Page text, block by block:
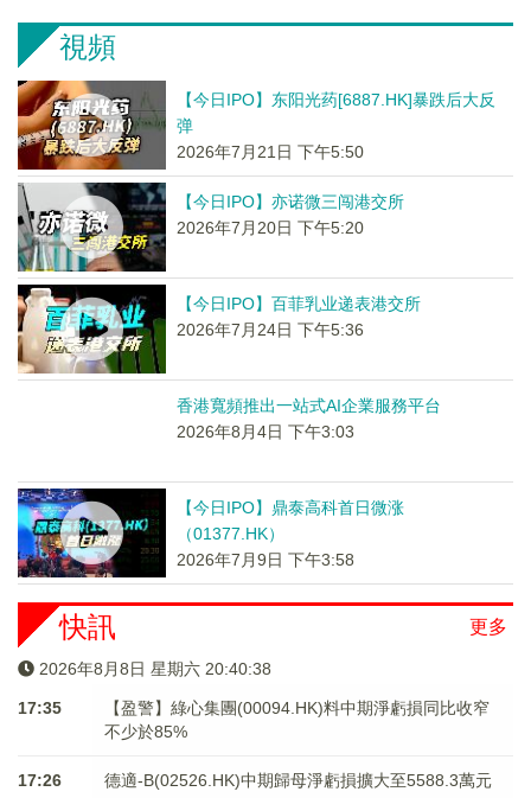
視頻
【今日IPO】东阳光药[6887.HK]暴跌后大反
弹
2026年7月21日 下午5:50
【今日IPO】亦诺微三闯港交所
2026年7月20日 下午5:20
【今日IPO】百菲乳业递表港交所
2026年7月24日 下午5:36
香港寬頻推出一站式AI企業服務平台
2026年8月4日 下午3:03
【今日IPO】鼎泰高科首日微涨
（01377.HK）
2026年7月9日 下午3:58
更多
快訊
2026年8月8日 星期六 20:40:38
17:35
【盈警】綠心集團(00094.HK)料中期淨虧損同比收窄
不少於85%
17:26 德適-B(02526.HK)中期歸母淨虧損擴大至5588.3萬元